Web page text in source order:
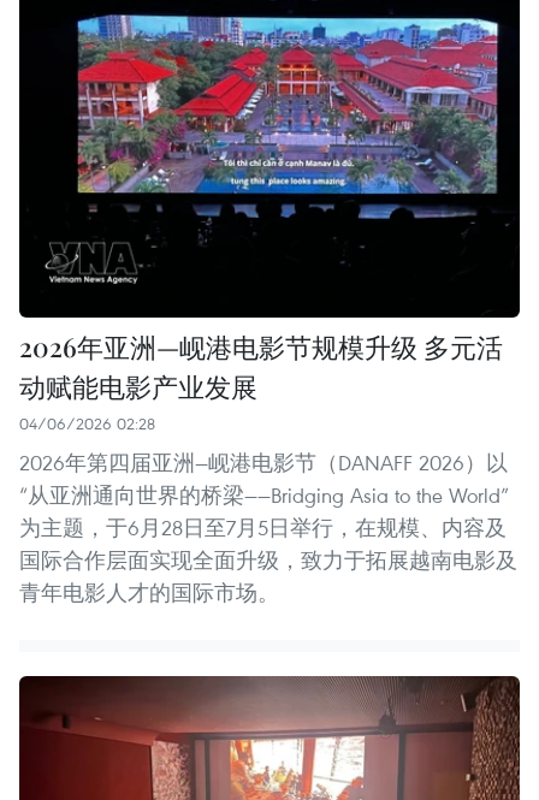
2026年亚洲—岘港电影节规模升级 多元活
动赋能电影产业发展
04/06/2026 02:28
2026年第四届亚洲—岘港电影节（DANAFF 2026）以
“从亚洲通向世界的桥梁——Bridging Asia to the World”
为主题，于6月28日至7月5日举行，在规模、内容及
国际合作层面实现全面升级，致力于拓展越南电影及
青年电影人才的国际市场。